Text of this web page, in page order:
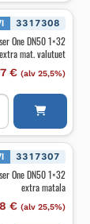
3317308
One DN50 1×32
extra mat. valutuet
€ (alv 25,5%)
3317307
One DN50 1×32
extra matala
€ (alv 25,5%)